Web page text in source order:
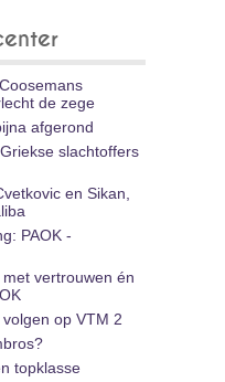
de zege
afgerond
slachtoffers
en Sikan,
PAOK -
vertrouwen én
op VTM 2
topklasse